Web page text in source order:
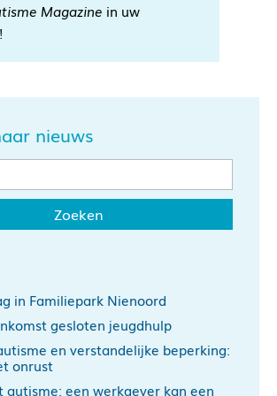
Magazine in uw
nieuws
in Familiepark Nienoord
gesloten jeugdhulp
en verstandelijke beperking:
onrust
autisme: een werkgever kan een